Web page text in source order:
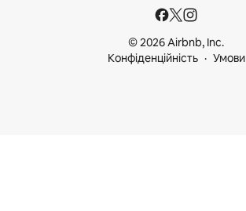
© 2026 Airbnb, Inc.
Конфіденційність
Умови